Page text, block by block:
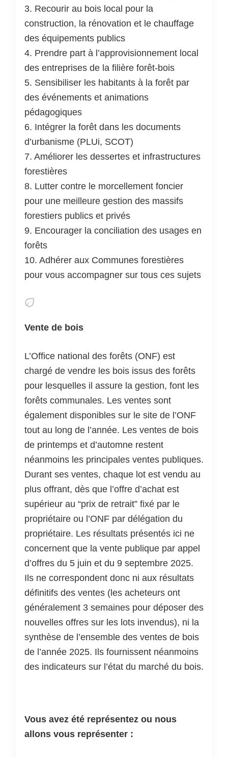
3. Recourir au bois local pour la
construction, la rénovation et le chauffage
des équipements publics
4. Prendre part à l’approvisionnement local
des entreprises de la filière forêt-bois
5. Sensibiliser les habitants à la forêt par
des événements et animations
pédagogiques
6. Intégrer la forêt dans les documents
d’urbanisme (PLUi, SCOT)
7. Améliorer les dessertes et infrastructures
forestières
8. Lutter contre le morcellement foncier
pour une meilleure gestion des massifs
forestiers publics et privés
9. Encourager la conciliation des usages en
forêts
10. Adhérer aux Communes forestières
pour vous accompagner sur tous ces sujets
Vente de bois
L’Office national des forêts (ONF) est
chargé de vendre les bois issus des forêts
pour lesquelles il assure la gestion, font les
forêts communales. Les ventes sont
également disponibles sur le site de l’ONF
tout au long de l’année. Les ventes de bois
de printemps et d’automne restent
néanmoins les principales ventes publiques.
Durant ses ventes, chaque lot est vendu au
plus offrant, dès que l’offre d’achat est
supérieur au “prix de retrait” fixé par le
propriétaire ou l’ONF par délégation du
propriétaire. Les résultats présentés ici ne
concernent que la vente publique par appel
d’offres du 5 juin et du 9 septembre 2025.
Ils ne correspondent donc ni aux résultats
définitifs des ventes (les acheteurs ont
généralement 3 semaines pour déposer des
nouvelles offres sur les lots invendus), ni la
synthèse de l’ensemble des ventes de bois
de l’année 2025. Ils fournissent néanmoins
des indicateurs sur l’état du marché du bois.
Vous avez été représentez ou nous
allons vous représenter :